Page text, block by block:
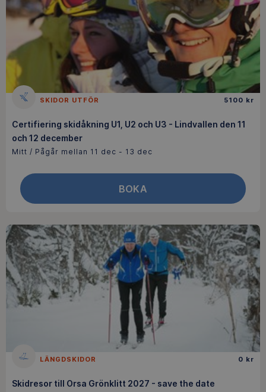
SKIDOR UTFÖR 5100 kr
Certifiering skidåkning U1, U2 och U3 - Lindvallen den 11
och 12 december
Mitt / Pågår mellan 11 dec - 13 dec
BOKA
LÄNGDSKIDOR 0 kr
Skidresor till Orsa Grönklitt 2027 - save the date